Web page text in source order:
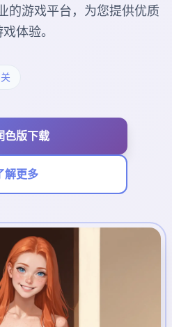
的游戏平台，为您提供优质
体验。
色版下载
解更多